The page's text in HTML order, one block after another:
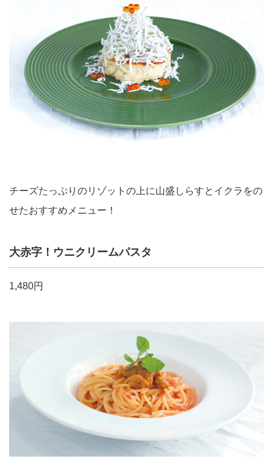
チーズたっぷりのリゾットの上に山盛しらすとイクラをの
せたおすすめメニュー！
大赤字！ウニクリームパスタ
1,480円